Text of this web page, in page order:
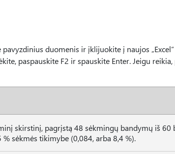
duomenis ir įklijuokite į naujos
paspauskite F2 ir spauskite Enter. Jeigu
skirstinį, pagrįstą 48 sėkmingų bandymų iš 60
sėkmės tikimybe (0,084, arba 8,4 %).